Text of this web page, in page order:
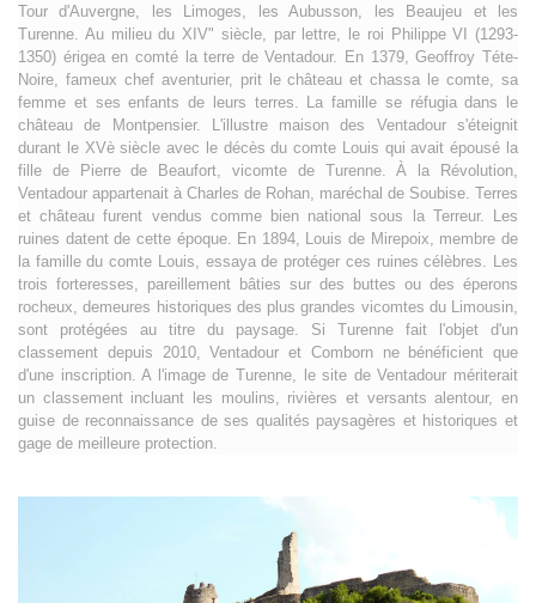
Tour d'Auvergne, les Limoges, les Aubusson, les Beaujeu et les
Turenne. Au milieu du XIV" siècle, par lettre, le roi Philippe VI (1293-
1350) érigea en comté la terre de Ventadour. En 1379, Geoffroy Téte-
Noire, fameux chef aventurier, prit le château et chassa le comte, sa
femme et ses enfants de leurs terres. La famille se réfugia dans le
château de Montpensier. L'illustre maison des Ventadour s'éteignit
durant le XVè siècle avec le décès du comte Louis qui avait épousé la
fille de Pierre de Beaufort, vicomte de Turenne. À la Révolution,
Ventadour appartenait à Charles de Rohan, maréchal de Soubise. Terres
et château furent vendus comme bien national sous la Terreur. Les
ruines datent de cette époque. En 1894, Louis de Mirepoix, membre de
la famille du comte Louis, essaya de protéger ces ruines célèbres. Les
trois forteresses, pareillement bâties sur des buttes ou des éperons
rocheux, demeures historiques des plus grandes vicomtes du Limousin,
sont protégées au titre du paysage. Si Turenne fait l'objet d'un
classement depuis 2010, Ventadour et Comborn ne bénéficient que
d'une inscription. A l'image de Turenne, le site de Ventadour mériterait
un classement incluant les moulins, rivières et versants alentour, en
guise de reconnaissance de ses qualités paysagères et historiques et
gage de meilleure protection.